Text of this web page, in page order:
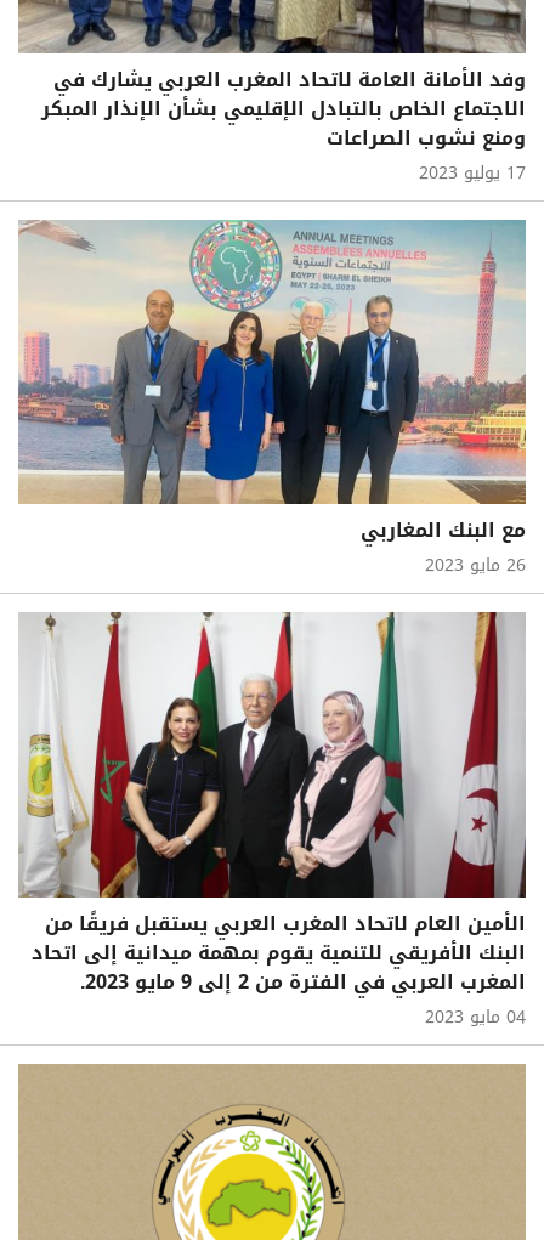
وفد الأمانة العامة لاتحاد المغرب العربي يشارك في
الاجتماع الخاص بالتبادل الإقليمي بشأن الإنذار المبكر
ومنع نشوب الصراعات
17 يوليو 2023
مع البنك المغاربي
26 مايو 2023
الأمين العام لاتحاد المغرب العربي يستقبل فريقًا من
البنك الأفريقي للتنمية يقوم بمهمة ميدانية إلى اتحاد
المغرب العربي في الفترة من 2 إلى 9 مايو 2023.
04 مايو 2023